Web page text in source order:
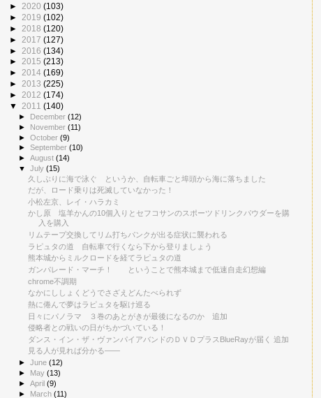
► 2020 (103)
► 2019 (102)
► 2018 (120)
► 2017 (127)
► 2016 (134)
► 2015 (213)
► 2014 (169)
► 2013 (225)
► 2012 (174)
▼ 2011 (140)
► December(12)
► November(11)
►October(9)
►September(10)
►August(14)
▼July(15)
久しぶりに海で泳ぐ というか、自転車ごと埠頭から海に落ちました
だが、ロード乗りは死滅していなかった！
小松左京、レイ・ハラカミ
かし原 塩羊かんの10個入りとセフコサンのスポーツドリンクパウダーを購
入を購入
リムテープ交換してリム打ちパンクが出る症状に襲われる
ラピュタの道 自転車で行くなら下から登りましょう
熊本城からミルクロードを経てラピュタの道
ガンパレード・マーチ！ ということで熊本城まで低速自走幻想編
chrome不調期
なかにししょくどうでさざえどんたべられず
熱に倦んで夢はラピュタを駆け巡る
日々にパノラマ ３巻のあとがきが最後になるのか 追加
侵略者との戦いの日がちかづいている！
ダンス・イン・ザ・ヴァンパイアバンドのＤＶＤプラスBlueRayが届く 追加
見る人が見れば分かる――
►June(12)
► May(13)
►April(9)
► March(11)